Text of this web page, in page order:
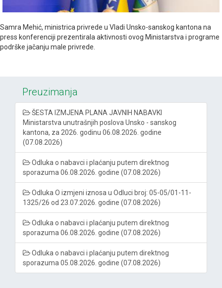
Samra Mehić, ministrica privrede u Vladi Unsko-sanskog kantona na
press konferenciji prezentirala aktivnosti ovog Ministarstva i programe
podrške jačanju male privrede.
Preuzimanja
ŠESTA IZMJENA PLANA JAVNIH NABAVKI
Ministarstva unutrašnjih poslova Unsko - sanskog
kantona, za 2026. godinu 06.08.2026. godine
(07.08.2026)
Odluka o nabavci i plaćanju putem direktnog
sporazuma 06.08.2026. godine (07.08.2026)
Odluka O izmjeni iznosa u Odluci broj: 05-05/01-11-
1325/26 od 23.07.2026. godine (07.08.2026)
Odluka o nabavci i plaćanju putem direktnog
sporazuma 06.08.2026. godine (07.08.2026)
Odluka o nabavci i plaćanju putem direktnog
sporazuma 05.08.2026. godine (07.08.2026)